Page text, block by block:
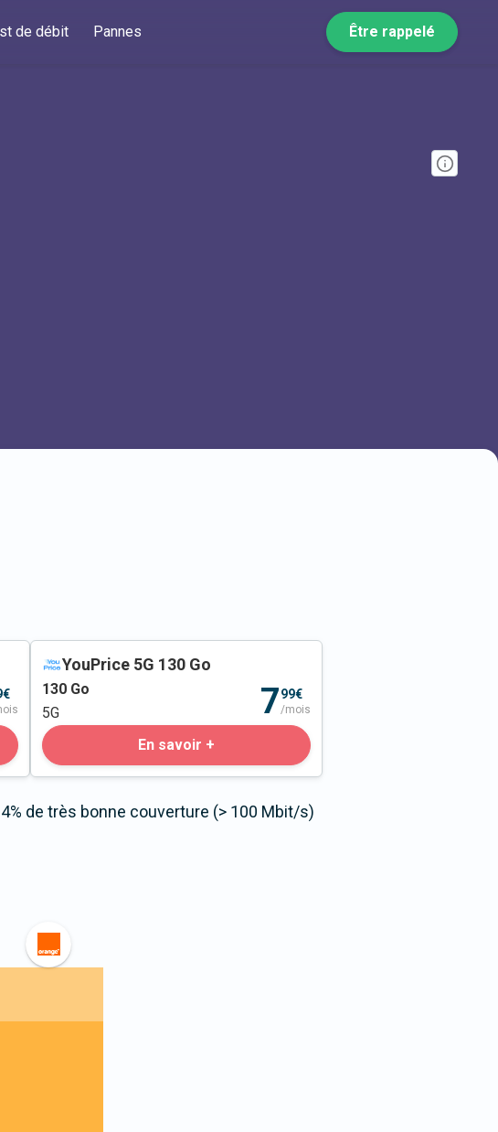
de débit Pannes Être rappelé
YouPrice 5G 130 Go
130 Go
5G
799€
/mois
En savoir +
de très bonne couverture (> 100 Mbit/s)